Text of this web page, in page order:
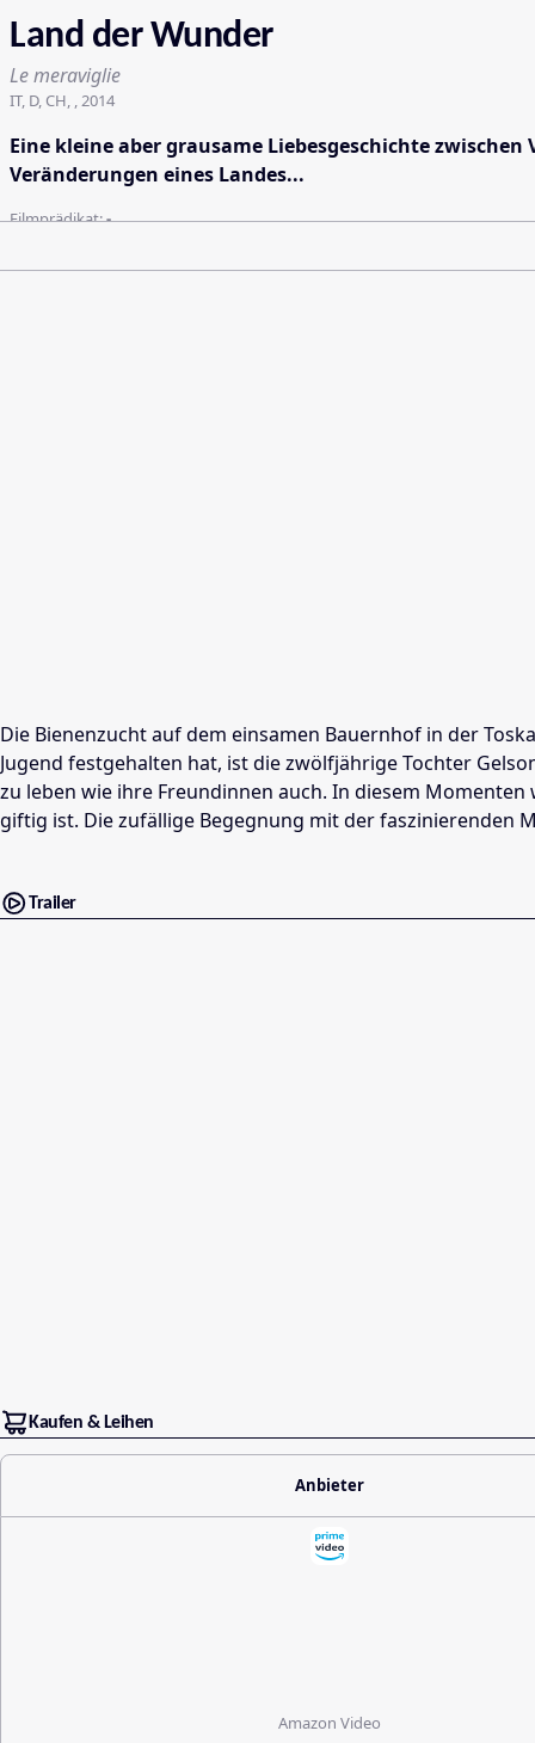
Land der Wunder
Le meraviglie
IT, D, CH, , 2014
Eine kleine aber grausame Liebesgeschichte
Veränderungen eines Landes...
Filmprädikat:-
Die Bienenzucht auf dem einsamen Bauernhof in der
Jugend festgehalten hat, ist die zwölfjährige Tochter
zu leben wie ihre Freundinnen auch. In diesem
giftig ist. Die zufällige Begegnung mit der faszinierenden
Trailer
Kaufen & Leihen
Anbieter
Amazon Video